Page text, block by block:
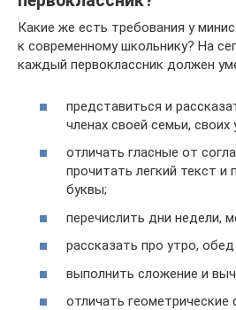
Какие же есть требования у
к современному школьнику? На
каждый первоклассник должен
представиться и
членах своей семьи, своих
отличать гласные от
прочитать легкий текст и
буквы;
перечислить дни недели,
рассказать про утро, обед
выполнить сложение и
отличать геометрические